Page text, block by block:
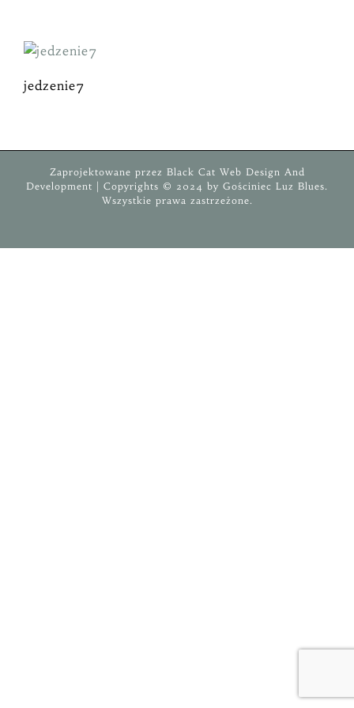
zawartości
jedzenie7
Zaprojektowane przez Black Cat Web Design And
Development | Copyrights © 2024 by Gościniec Luz Blues.
Wszystkie prawa zastrzeżone.